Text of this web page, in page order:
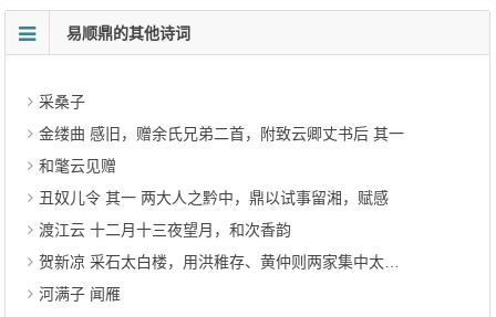
易顺鼎的其他诗词
采桑子
金缕曲 感旧，赠余氏兄弟二首，附致云卿丈书后 其一
和氅云见赠
丑奴儿令 其一 两大人之黔中，鼎以试事留湘，赋感
渡江云 十二月十三夜望月，和次香韵
贺新凉 采石太白楼，用洪稚存、黄仲则两家集中太白墓原韵
河满子 闻雁